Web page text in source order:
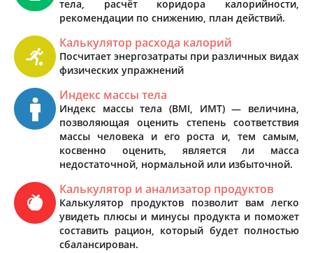
тела, расчёт коридора калорийности,
рекомендации по снижению, план действий.
Калькулятор расхода калорий
Посчитает энергозатраты при различных видах
физических упражнений
Индекс массы тела
Индекс массы тела (BMI, ИМТ) — величина,
позволяющая оценить степень соответствия
массы человека и его роста и, тем самым,
косвенно оценить, является ли масса
недостаточной, нормальной или избыточной.
Калькулятор и анализатор продуктов
Калькулятор продуктов позволит вам легко
увидеть плюсы и минусы продукта и поможет
составить рацион, который будет полностью
сбалансирован.